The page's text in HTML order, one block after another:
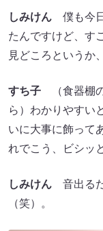
しみけん 僕も今
たんですけど、す
見どころというか
すち子 （食器棚
ら）わかりやすい
いに大事に飾って
れでこう、ビシッ
しみけん 音出る
（笑）。